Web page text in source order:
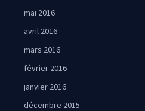
mai 2016
avril 2016
mars 2016
février 2016
janvier 2016
décembre 2015